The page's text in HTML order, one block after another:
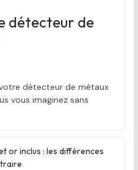
détecteur de
détecteur de métaux
vous imaginez sans
or inclus : les différences